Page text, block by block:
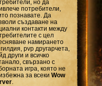
но да
потребители,
познавате. Да
създаване на
контакти между
с цел
намирането
pvp другарчета,
други и всичко
свързано с
игра, която не
за всеки Wow
.